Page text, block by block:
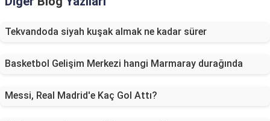
Tekvandoda siyah kuşak almak ne kadar sürer
Basketbol Gelişim Merkezi hangi Marmaray durağında
Messi, Real Madrid'e Kaç Gol Attı?